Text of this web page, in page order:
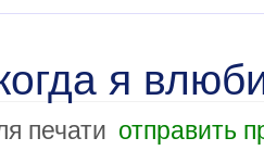
я
печати отправить